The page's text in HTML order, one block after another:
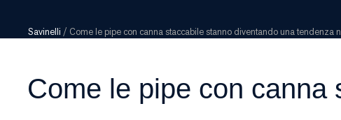
Savinelli / Come le pipe con canna staccabile stanno diventando una tendenza
Come le pipe con canna